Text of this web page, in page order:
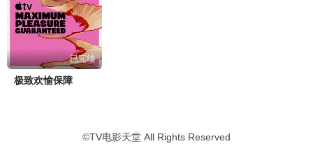
已完结
极致欢愉保障
©TV电影天堂 All Rights Reserved